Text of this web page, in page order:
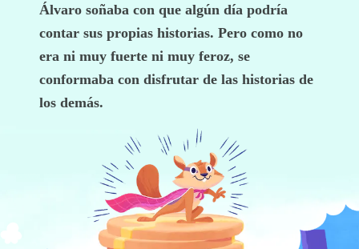
Álvaro soñaba con que algún día podría
contar sus propias historias. Pero como no
era ni muy fuerte ni muy feroz, se
conformaba con disfrutar de las historias de
los demás.